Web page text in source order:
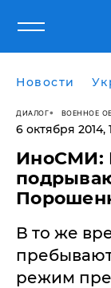
Новости
ДИАЛОГ ВОЕННОЕ
6 октября 2014,
ИноСМИ:
В то же
режим